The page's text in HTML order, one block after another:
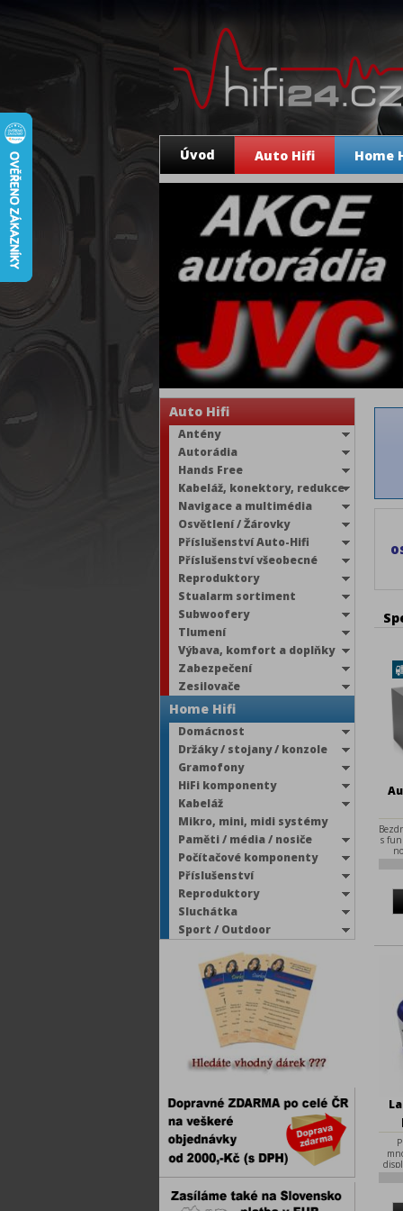
Úvod Auto Hifi Home
Auto Hifi
Antény
Autorádia
Hands Free
Kabeláž, konektory, redukce
Navigace a multimédia
Osvětlení / Žárovky
Příslušenství Auto-Hifi
Příslušenství všeobecné
Reproduktory
Stualarm sortiment
Subwoofery
Tlumení
Výbava, komfort a doplňky
Zabezpečení
Zesilovače
Home Hifi
Domácnost
Držáky / stojany / konzole
Gramofony
HiFi komponenty
Kabeláž
Mikro, mini, midi systémy
Paměti / média / nosiče
Počítačové komponenty
Příslušenství
Reproduktory
Sluchátka
Sport / Outdoor
s